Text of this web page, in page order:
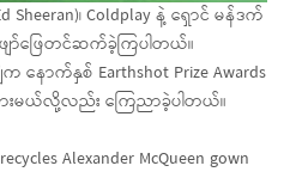
၊ Coldplay နဲ့ ရှောင် မန်ဒက်
ော်ဖြေတင်ဆက်ခဲ့ကြပါတယ်။
နောက်နှစ် Earthshot Prize Awards
းမယ်လို့လည်း ကြေညာခဲ့ပါတယ်။
Alexander McQueen gown